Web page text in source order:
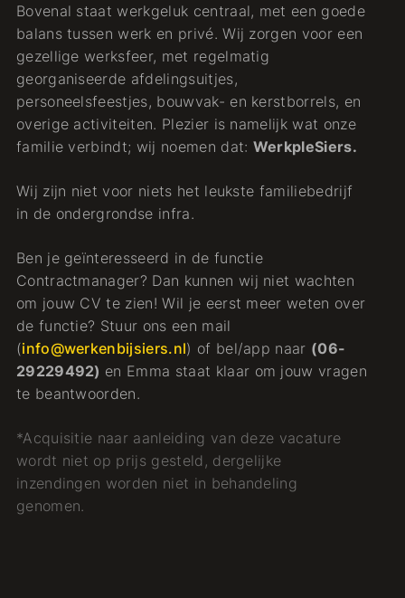
Bovenal staat werkgeluk centraal, met een goede
balans tussen werk en privé. Wij zorgen voor een
gezellige werksfeer, met regelmatig
georganiseerde afdelingsuitjes,
personeelsfeestjes, bouwvak- en kerstborrels, en
overige activiteiten. Plezier is namelijk wat onze
familie verbindt; wij noemen dat: WerkpleSiers.
Wij zijn niet voor niets het leukste familiebedrijf
in de ondergrondse infra.
Ben je geïnteresseerd in de functie
Contractmanager? Dan kunnen wij niet wachten
om jouw CV te zien! Wil je eerst meer weten over
de functie? Stuur ons een mail
(info@werkenbijsiers.nl) of bel/app naar (06-
29229492) en Emma staat klaar om jouw vragen
te beantwoorden.
*Acquisitie naar aanleiding van deze vacature
wordt niet op prijs gesteld, dergelijke
inzendingen worden niet in behandeling
genomen.